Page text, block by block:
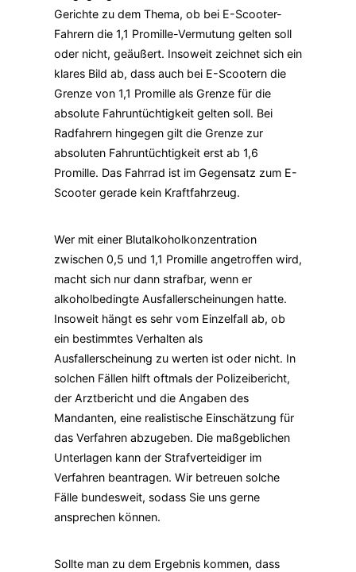
Gerichte zu dem Thema, ob bei E-Scooter-
Fahrern die 1,1 Promille-Vermutung gelten soll
oder nicht, geäußert. Insoweit zeichnet sich ein
klares Bild ab, dass auch bei E-Scootern die
Grenze von 1,1 Promille als Grenze für die
absolute Fahruntüchtigkeit gelten soll. Bei
Radfahrern hingegen gilt die Grenze zur
absoluten Fahruntüchtigkeit erst ab 1,6
Promille. Das Fahrrad ist im Gegensatz zum E-
Scooter gerade kein Kraftfahrzeug.
Wer mit einer Blutalkoholkonzentration
zwischen 0,5 und 1,1 Promille angetroffen wird,
macht sich nur dann strafbar, wenn er
alkoholbedingte Ausfallerscheinungen hatte.
Insoweit hängt es sehr vom Einzelfall ab, ob
ein bestimmtes Verhalten als
Ausfallerscheinung zu werten ist oder nicht. In
solchen Fällen hilft oftmals der Polizeibericht,
der Arztbericht und die Angaben des
Mandanten, eine realistische Einschätzung für
das Verfahren abzugeben. Die maßgeblichen
Unterlagen kann der Strafverteidiger im
Verfahren beantragen. Wir betreuen solche
Fälle bundesweit, sodass Sie uns gerne
ansprechen können.
Sollte man zu dem Ergebnis kommen, dass